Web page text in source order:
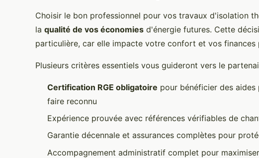
Choisir le bon professionnel pour vos travaux d'isolation
la qualité de vos économies d'énergie futures. Cette
particulière, car elle impacte votre confort et vos finances
Plusieurs critères essentiels vous guideront vers le
Certification RGE obligatoire pour bénéficier des
faire reconnu
Expérience prouvée avec références vérifiables de
Garantie décennale et assurances complètes pour
Accompagnement administratif complet pour